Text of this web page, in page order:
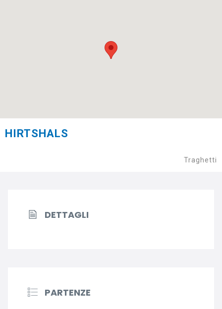
HIRTSHALS
Traghetti
DETTAGLI
PARTENZE